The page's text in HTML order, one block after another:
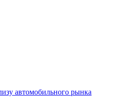
автомобильного рынка